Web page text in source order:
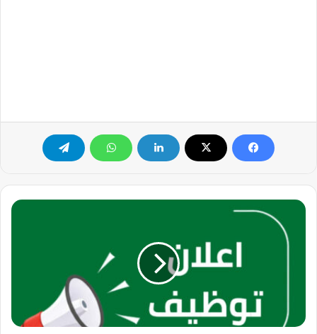
شاغر
وظيفي
هندسية